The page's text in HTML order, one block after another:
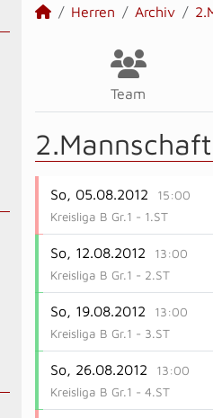
Herren Archiv
Team
So, 05.08.2012
15:00
Kreisliga B Gr.1 - 1.ST
So, 12.08.2012
13:00
Kreisliga B Gr.1 - 2.ST
So, 19.08.2012
13:00
Kreisliga B Gr.1 - 3.ST
So, 26.08.2012
13:00
Kreisliga B Gr.1 - 4.ST